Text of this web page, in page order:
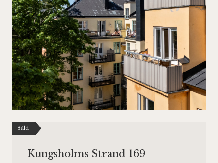
Såld
Kungsholms Strand 169